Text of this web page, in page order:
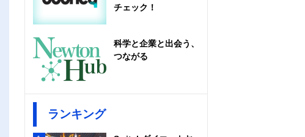
チェック！
科学と企業と出会う、
つながる
ランキング